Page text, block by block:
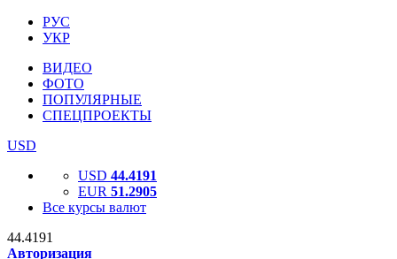
РУС
УКР
ВИДЕО
ФОТО
ПОПУЛЯРНЫЕ
СПЕЦПРОЕКТЫ
USD
USD 44.4191
EUR 51.2905
Все курсы валют
44.4191
Авторизация